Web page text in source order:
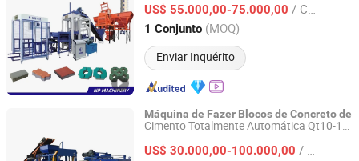
US$ 55.000,00-75.000,00 / Conjunto
1 Conjunto (MOQ)
Enviar Inquérito
Hebei, China Desde 2024
Máquina de Fazer Blocosde Concretode
Cimento Totalmente Automática Qt10-15
US$ 30.000,00-100.000,00 / Peça
Linyi Brick Mate Machinery Co., Ltd.